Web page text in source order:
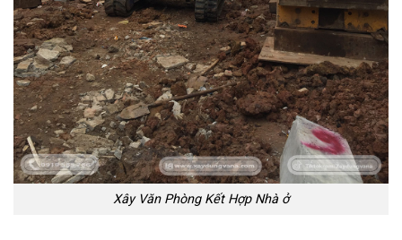
Xây Văn Phòng Kết Hợp Nhà ở